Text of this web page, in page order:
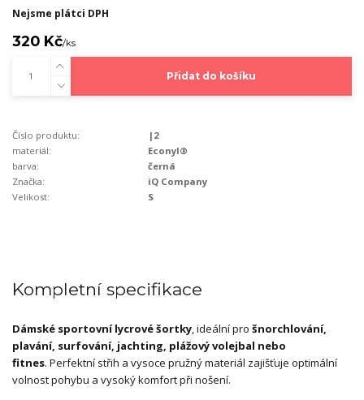
Nejsme plátci DPH
320 Kč/ks
Přidat do košíku
Číslo produktu:
|2
materiál:
Econyl®
barva:
černá
Značka:
iQ Company
Velikost:
S
Kompletní specifikace
Dámské sportovní lycrové šortky, ideální pro šnorchlování,
plavání, surfování, jachting, plážový volejbal nebo
fitnes. Perfektní střih a vysoce pružný materiál zajišťuje optimální
volnost pohybu a vysoký komfort při nošení.